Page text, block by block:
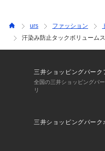
urs ファッション
汗染み防止タックボリューム
三井ショッピングパーク
全国の三井ショッピングパ
リ
三井ショッピングパーク